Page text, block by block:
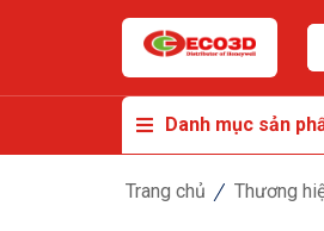
Danh mục sản
Trang chủ Thương